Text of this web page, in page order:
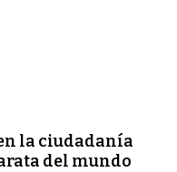
la ciudadanía
del mundo